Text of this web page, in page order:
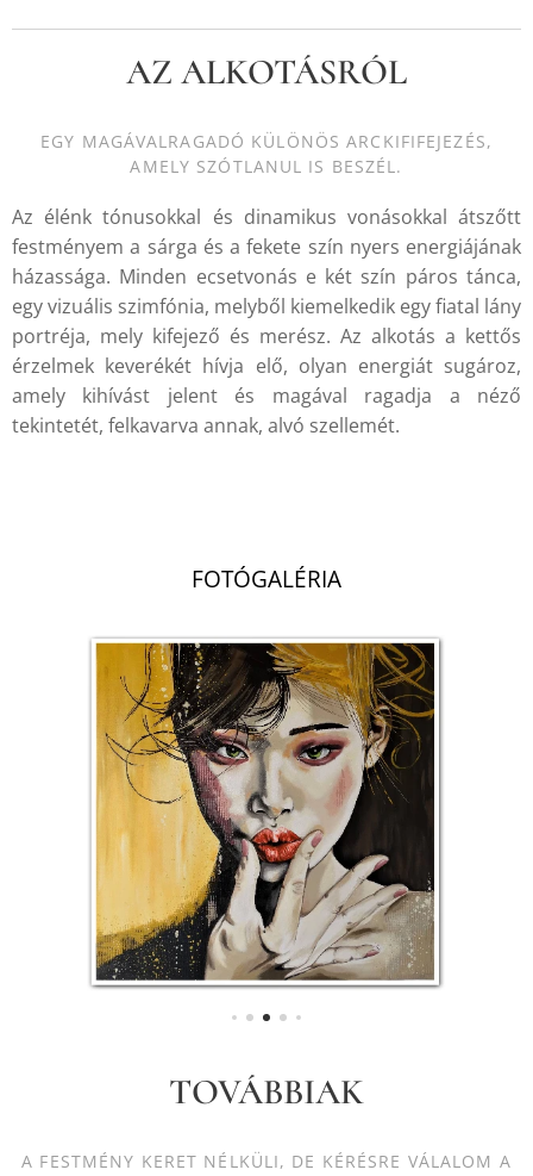
AZ ALKOTÁSRÓL
EGY MAGÁVALRAGADÓ KÜLÖNÖS ARCKIFIFEJEZÉS,
AMELY SZÓTLANUL IS BESZÉL.
Az élénk tónusokkal és dinamikus vonásokkal átszőtt
festményem a sárga és a fekete szín nyers energiájának
házassága. Minden ecsetvonás e két szín páros tánca,
egy vizuális szimfónia, melyből kiemelkedik egy fiatal lány
portréja, mely kifejező és merész. Az alkotás a kettős
érzelmek keverékét hívja elő, olyan energiát sugároz,
amely kihívást jelent és magával ragadja a néző
tekintetét, felkavarva annak, alvó szellemét.
FOTÓGALÉRIA
TOVÁBBIAK
A FESTMÉNY KERET NÉLKÜLI, DE KÉRÉSRE VÁLALOM A